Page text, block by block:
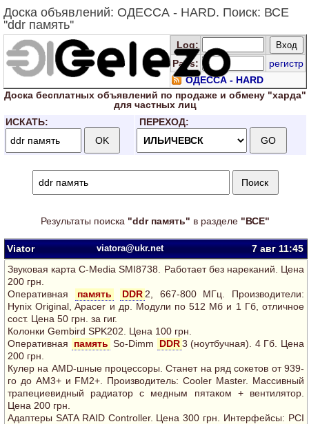
Доска объявлений: ОДЕССА - HARD. Поиск: ВСЕ
''ddr память''
Log:
Pass:
регистр
ОДЕССА - HARD
Доска бесплатных объявлений по продаже и обмену "харда"
для частных лиц
ИСКАТЬ:
ПЕРЕХОД:
Результаты поиска "ddr память" в разделе "ВСЕ"
Viator viatora@ukr.net 7 авг11:45
Звуковая карта C-Media SMI8738. Работает без нареканий. Цена
200 грн.
Оперативная
память DDR 2, 667-800 МГц. Производители:
Hynix Original, Apacer и др. Модули по 512 Мб и 1 Гб, отличное
сост. Цена 50 грн. за гиг.
Колонки Gembird SPK202. Цена 100 грн.
Оперативная
память So-Dimm DDR 3 (ноутбучная). 4 Гб. Цена
200 грн.
Кулер на AMD-шные процессоры. Станет на ряд сокетов от 939-
го до AM3+ и FM2+. Производитель: Cooler Master. Массивный
трапециевидный радиатор с медным пятаком + вентилятор.
Цена 200 грн.
Адаптеры SATA RAID Controller. Цена 300 грн. Интерфейсы: PCI